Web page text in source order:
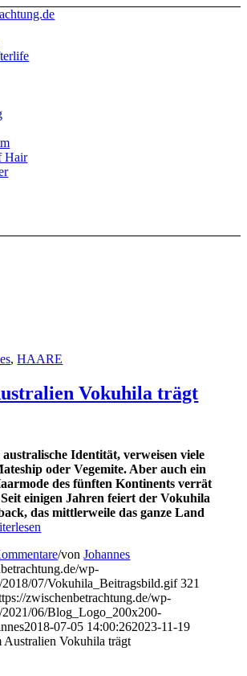
Hair
,HAARE
Vokuhila trägt
australische Identität, verweisen viele
oder Vegemite. Aber auch ein
des fünften Kontinents verrät
einigen Jahren feiert der Vokuhila
das mittlerweile das ganze Land
/vonJohannes
wp-
2018/07/Vokuhila_Beitragsbild.gif 321
zwischenbetrachtung.de/wp-
2021/06/Blog_Logo_200x200-
2018-07-05 14:00:262023-11-19
Australien Vokuhila trägt